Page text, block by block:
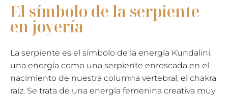
oro
cantidad
El símbolo de la serpiente
en joyería
La serpiente es el símbolo de la energía Kundalini,
una energía como una serpiente enroscada en el
nacimiento de nuestra columna vertebral, el chakra
raíz. Se trata de una energía femenina creativa muy